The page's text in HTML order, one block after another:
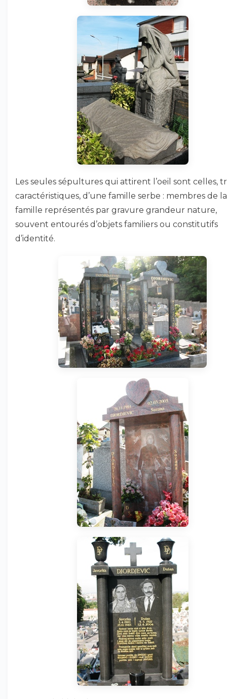
Les seules sépultures qui attirent l’oeil sont celles,
caractéristiques, d’une famille serbe : membres de la
famille représentés par gravure grandeur nature,
souvent entourés d’objets familiers ou constitutifs
d’identité.